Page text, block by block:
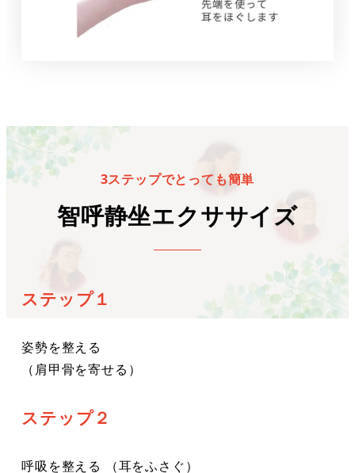
3ステップでとっても簡単
智呼静坐エクササイズ
ステップ１
姿勢を整える
（肩甲骨を寄せる）
ステップ２
呼吸を整える （耳をふさぐ）